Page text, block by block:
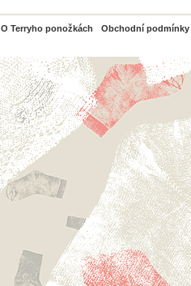
O Terryho ponožkách Obchodní podmínky
PayPal